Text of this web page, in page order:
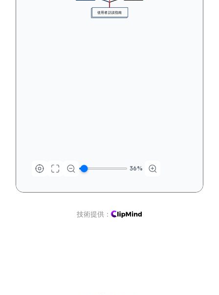
使用者訪談指南
36%
技術提供：